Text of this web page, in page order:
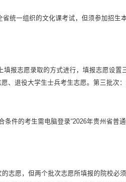
统一组织的文化课考试，但须参加招生
报志愿录取的方式进行，填报志愿设置
、退役大学生士兵考生志愿。第三批次
条件的考生需电脑登录“2026年贵州省普
志愿，但两个批次志愿所填报的院校必